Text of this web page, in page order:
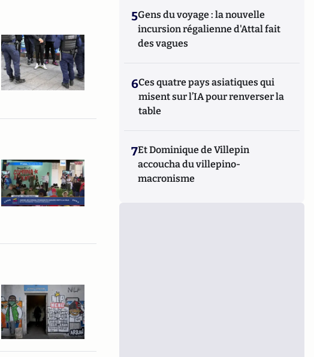
5Gens du voyage : la nouvelle
incursion régalienne d'Attal fait
des vagues
6Ces quatre pays asiatiques qui
misent sur l’IA pour renverser la
table
7Et Dominique de Villepin
accoucha du villepino-
macronisme